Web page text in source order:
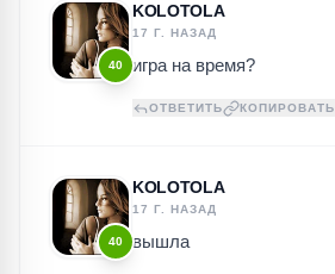
40
KOLOTOLA
17 Г. НАЗАД
игра на время?
ОТВЕТИТЬ КОПИРОВАТЬ
40
KOLOTOLA
17 Г. НАЗАД
вышла